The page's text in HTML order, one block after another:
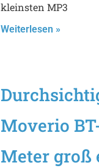
kleinsten MP3
Weiterlesen »
Moverio
Meter groß